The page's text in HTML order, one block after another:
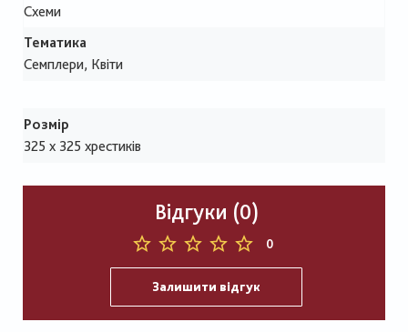
Схеми
Тематика
Семплери, Квіти
Розмір
325 x 325 хрестиків
Відгуки (0)
0
Залишити відгук